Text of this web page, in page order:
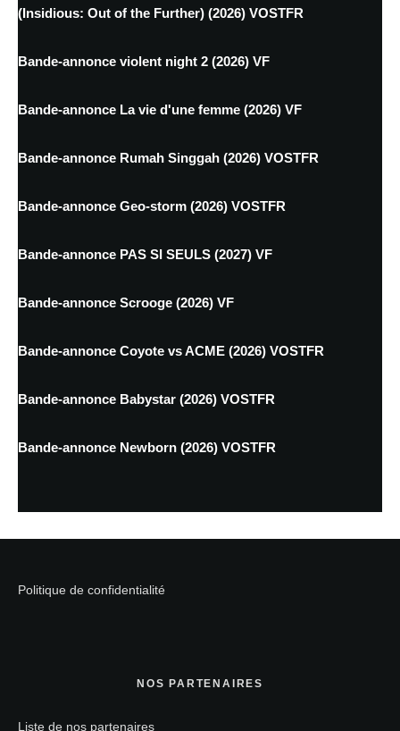
(Insidious: Out of the Further) (2026) VOSTFR
Bande-annonce violent night 2 (2026) VF
Bande-annonce La vie d'une femme (2026) VF
Bande-annonce Rumah Singgah (2026) VOSTFR
Bande-annonce Geo-storm (2026) VOSTFR
Bande-annonce PAS SI SEULS (2027) VF
Bande-annonce Scrooge (2026) VF
Bande-annonce Coyote vs ACME (2026) VOSTFR
Bande-annonce Babystar (2026) VOSTFR
Bande-annonce Newborn (2026) VOSTFR
Politique de confidentialité
NOS PARTENAIRES
Liste de nos partenaires